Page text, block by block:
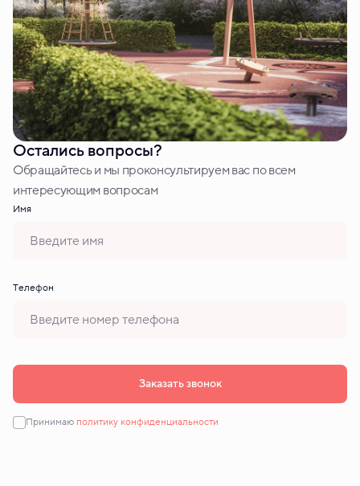
Остались вопросы?
Обращайтесь и мы проконсультируем вас по всем
интересующим вопросам
Имя
Tелефон
Заказать звонок
Принимаю политику конфиденциальности